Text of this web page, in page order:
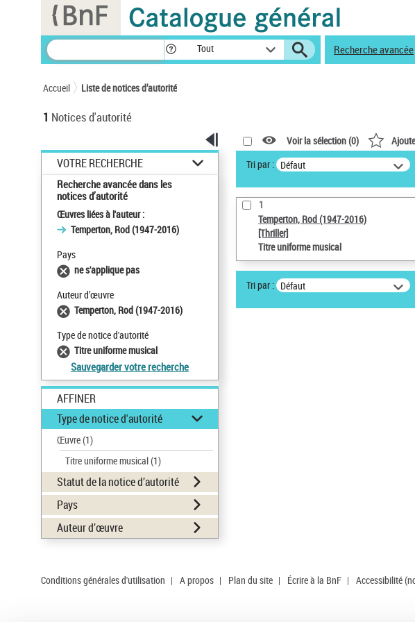
Tout Recherche avancée
Accueil Liste de notices d’autorité
1 Notices d'autorité
VOTRE RECHERCHE
Recherche avancée dans les
notices d’autorité
Œuvres liées à l'auteur :
Temperton, Rod (1947-2016)
Pays
ne s'applique pas
Auteur d’œuvre
Temperton, Rod (1947-2016)
Type de notice d'autorité
Titre uniforme musical
Sauvegarder votre recherche
AFFINER
Type de notice d'autorité
Œuvre(1)
Titre uniforme musical(1)
Statut de la notice d’autorité
Pays
Auteur d’œuvre
Voir la sélection (0)
Tri par : Défaut
1
Temperton, Rod (1947-2016)
[Thriller]
Titre uniforme musical
Tri par : Défaut
Conditions générales d'utilisation | A propos | Plan du site | Écrire à la BnF | Accessibilité
Panneau de gestion des cookies